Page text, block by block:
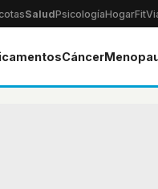
SaludPsicologíaHogarFit
Cáncer